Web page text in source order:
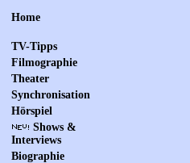
Home
TV-Tipps
Filmographie
Theater
Synchronisation
Hörspiel
Shows &
Interviews
Biographie